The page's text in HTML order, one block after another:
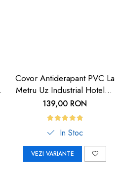
Covor Antiderapant PVC La
Metru Uz Industrial Hoteluri
| Carboysafety
139,00 RON
In Stoc
VEZI VARIANTE